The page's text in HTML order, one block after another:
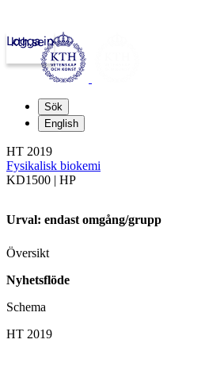
kth.se
Logga in
Sök
English
HT 2019
Fysikalisk biokemi
KD1500 | HP
Urval: endast omgång/grupp
Översikt
Nyhetsflöde
Schema
HT 2019